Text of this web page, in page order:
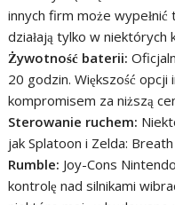
innych firm może
działają tylko w niektórych
Żywotność baterii:
20 godzin. Większość
kompromisem za niższą
Sterowanie ruchem:
jak Splatoon i Zelda:
Rumble: Joy-Cons
kontrolę nad silnikami